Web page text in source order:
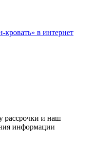
рассрочки и наш
информации